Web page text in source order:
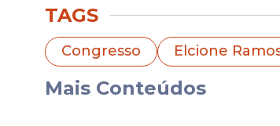
A professora integra a mesa
"Participar do maior encontro
planejar e agir para transformar
prefeita.
TAGS
Congresso Elcione
Mais Conteúdos